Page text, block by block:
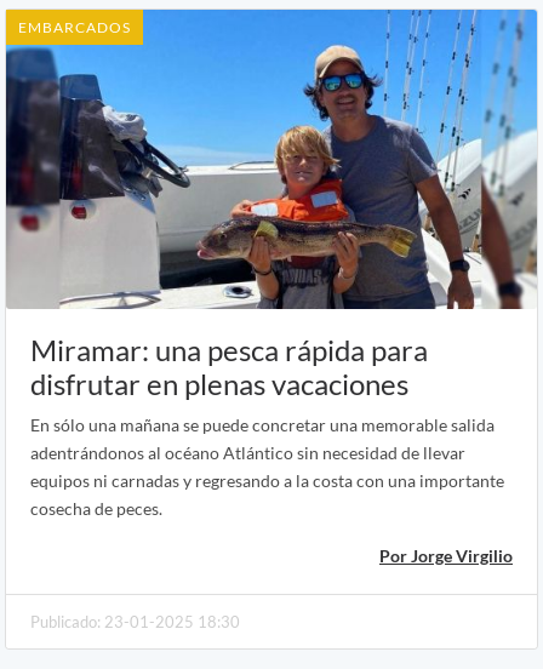
EMBARCADOS
Miramar: una pesca rápida para
disfrutar en plenas vacaciones
En sólo una mañana se puede concretar una memorable salida
adentrándonos al océano Atlántico sin necesidad de llevar
equipos ni carnadas y regresando a la costa con una importante
cosecha de peces.
Por Jorge Virgilio
Publicado: 23-01-2025 18:30